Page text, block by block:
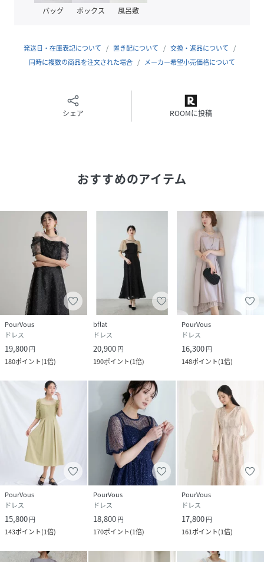
【結婚式】【二次会】【同窓会】【食事会】【セレモニー】
【発表会】【デイリー】にご利用いただけます。
ポリウレタン…3%
チュール ポリエステル…100%
※美しいシルエット・デザイン性を重視するため、コンシー
■光沢感：なし
■付属品：なし
H168B82W60H86
性別タイプ
原産国
素材
表地 ポリエステル 97%
ポリウレタン 3%
チュール ポリエステル 100%
裏地 ポリエステル 100%
M、L、S_short
品番
QJ6896_444251520
444251520-2110-Zni-XXT QJ6896
バッグ ボックス 風呂敷
発送日・在庫表記について 置き配について
交換・返品について
同時に複数の商品を注文された場合
メーカー希望小売価格について
シェア ROOMに投稿
おすすめのアイテム
PourVous
ドレス
19,800円
180ポイント(1倍)
bflat
ドレス
20,900円
190ポイント(1倍)
PourVous
ドレス
16,300円
148ポイント(1倍)
PourVous
ドレス
15,800円
143ポイント(1倍)
PourVous
ドレス
18,800円
170ポイント(1倍)
PourVous
ドレス
17,800円
161ポイント(1倍)